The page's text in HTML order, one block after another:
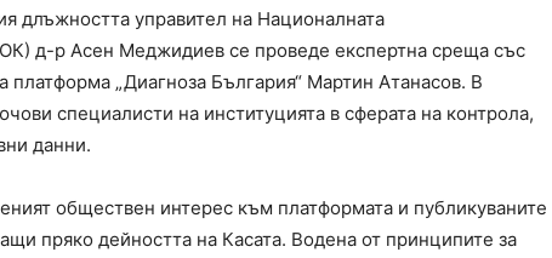
длъжността управител на Националната
д-р Асен Меджидиев се проведе експертна среща със
платформа „Диагноза България“ Мартин Атанасов. В
специалисти на институцията в сферата на контрола,
данни.
обществен интерес към платформата и публикуваните
пряко дейността на Касата. Водена от принципите за